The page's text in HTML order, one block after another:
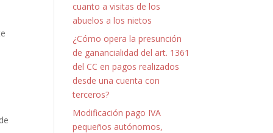
cuanto a visitas de los
abuelos a los nietos
¿Cómo opera la presunción
de ganancialidad del art. 1361
del CC en pagos realizados
desde una cuenta con
terceros?
Modificación pago IVA
pequeños autónomos,